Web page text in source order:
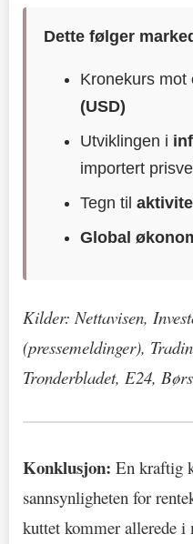
Dette følger
Kronekurs mot
(USD)
Utviklingen i
importert
Tegn til
Global
Kilder: Nettavisen,
(pressemeldinger),
Tronderbladet, E24,
Konklusjon: En kraftig
sannsynligheten for
kuttet kommer allerede i